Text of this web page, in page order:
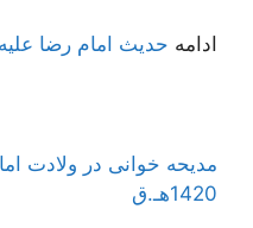
ادامه حديث امام رضا
1420هـ.ق